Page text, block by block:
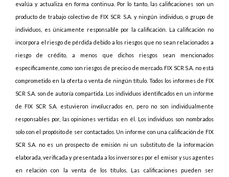
evalúa y actualiza en forma continua. Por lo tanto, las calificaciones son un
producto de trabajo colectivo de FIX SCR S.A. y ningún individuo, o grupo de
individuos, es únicamente responsable por la calificación. La calificación no
incorpora el riesgo de pérdida debido a los riesgos que no sean relacionados a
riesgo de crédito, a menos que dichos riesgos sean mencionados
específicamente, como son riesgos de precio o de mercado. FIX SCR S.A. no está
comprometido en la oferta o venta de ningún título. Todos los informes de FIX
SCR S.A. son de autoría compartida. Los individuos identificados en un informe
de FIX SCR S.A. estuvieron involucrados en, pero no son individualmente
responsables por, las opiniones vertidas en él. Los individuos son nombrados
solo con el propósito de ser contactados. Un informe con una calificación de FIX
SCR S.A. no es un prospecto de emisión ni un substituto de la información
elaborada, verificada y presentada a los inversores por el emisor y sus agentes
en relación con la venta de los títulos. Las calificaciones pueden ser